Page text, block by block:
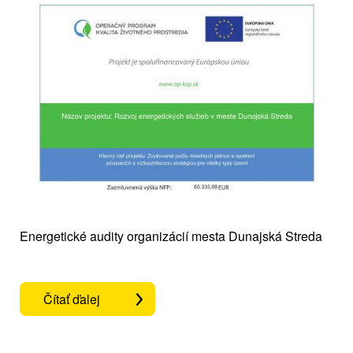
Energetické audity organizácií mesta Dunajská Streda
Čítať ďalej